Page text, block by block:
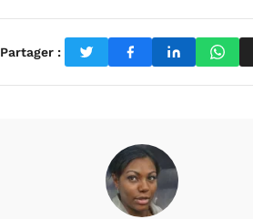
Partager :